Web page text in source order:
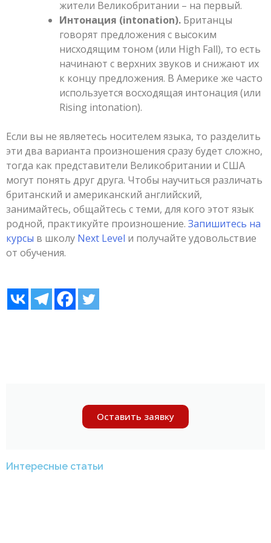
жители Великобритании – на первый.
Интонация (intonation). Британцы
говорят предложения с высоким
нисходящим тоном (или High Fall), то есть
начинают с верхних звуков и снижают их
к концу предложения. В Америке же часто
используется восходящая интонация (или
Rising intonation).
Если вы не являетесь носителем языка, то разделить
эти два варианта произношения сразу будет сложно,
тогда как представители Великобритании и США
могут понять друг друга. Чтобы научиться различать
британский и американский английский,
занимайтесь, общайтесь с теми, для кого этот язык
родной, практикуйте произношение. Запишитесь на
курсы в школу Next Level и получайте удовольствие
от обучения.
Оставить заявку
Интересные статьи